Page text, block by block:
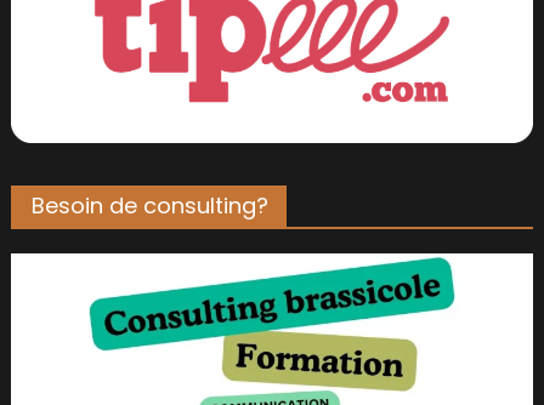
Besoin de consulting?